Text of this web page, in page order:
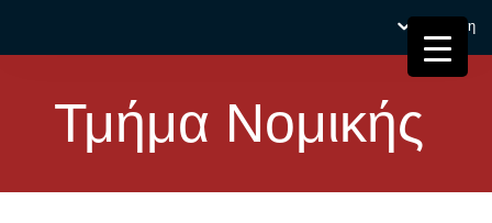
Σύνδεση
Τμήμα Νομικής